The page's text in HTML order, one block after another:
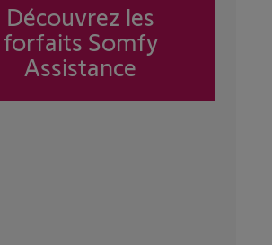
Découvrez les
forfaits Somfy
Assistance